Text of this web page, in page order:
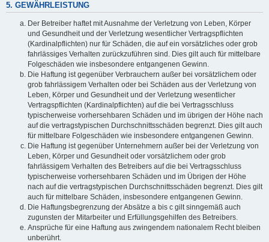
5. GEWÄHRLEISTUNG
Der Betreiber haftet mit Ausnahme der Verletzung von Leben, Körper
und Gesundheit und der Verletzung wesentlicher Vertragspflichten
(Kardinalpflichten) nur für Schäden, die auf ein vorsätzliches oder grob
fahrlässiges Verhalten zurückzuführen sind. Dies gilt auch für mittelbare
Folgeschäden wie insbesondere entgangenen Gewinn.
Die Haftung ist gegenüber Verbrauchern außer bei vorsätzlichem oder
grob fahrlässigem Verhalten oder bei Schäden aus der Verletzung von
Leben, Körper und Gesundheit und der Verletzung wesentlicher
Vertragspflichten (Kardinalpflichten) auf die bei Vertragsschluss
typischerweise vorhersehbaren Schäden und im übrigen der Höhe nach
auf die vertragstypischen Durchschnittsschäden begrenzt. Dies gilt auch
für mittelbare Folgeschäden wie insbesondere entgangenen Gewinn.
Die Haftung ist gegenüber Unternehmern außer bei der Verletzung von
Leben, Körper und Gesundheit oder vorsätzlichem oder grob
fahrlässigem Verhalten des Betreibers auf die bei Vertragsschluss
typischerweise vorhersehbaren Schäden und im Übrigen der Höhe
nach auf die vertragstypischen Durchschnittsschäden begrenzt. Dies gilt
auch für mittelbare Schäden, insbesondere entgangenen Gewinn.
Die Haftungsbegrenzung der Absätze a bis c gilt sinngemäß auch
zugunsten der Mitarbeiter und Erfüllungsgehilfen des Betreibers.
Ansprüche für eine Haftung aus zwingendem nationalem Recht bleiben
unberührt.